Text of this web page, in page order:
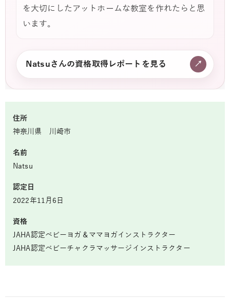
を大切にしたアットホームな教室を作れたらと思
います。
Natsuさんの資格取得レポートを見る ↗
住所
神奈川県 川崎市
名前
Natsu
認定日
2022年11月6日
資格
JAHA認定ベビーヨガ＆ママヨガインストラクター
JAHA認定ベビーチャクラマッサージインストラクター